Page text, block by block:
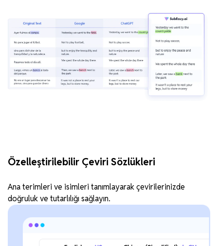
Özelleştirilebilir Çeviri Sözlükleri
Ana terimleri ve isimleri tanımlayarak çevirilerinizde
doğruluk ve tutarlılığı sağlayın.